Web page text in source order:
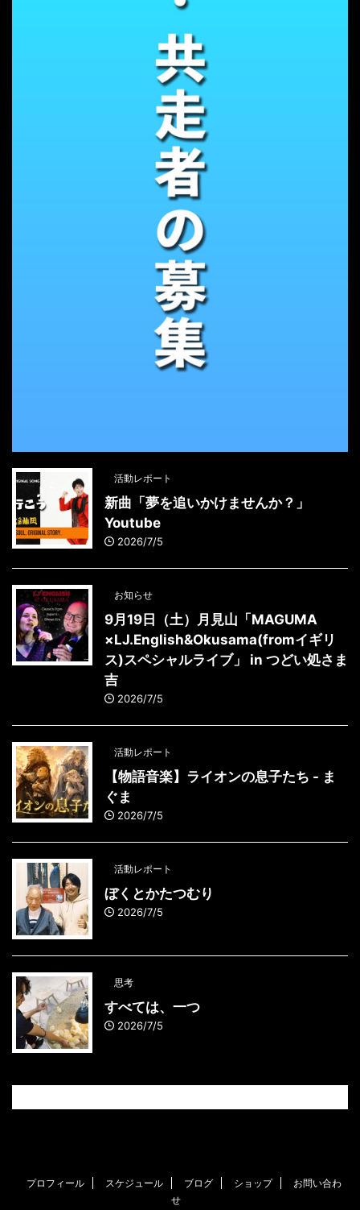
活動レポート
新曲「夢を追いかけませんか？」
Youtube
2026/7/5
お知らせ
9月19日（土）月見山「MAGUMA
×LJ.English&Okusama(fromイギリ
ス)スペシャルライブ」 in つどい処さま
吉
2026/7/5
活動レポート
【物語音楽】ライオンの息子たち - ま
ぐま
2026/7/5
活動レポート
ぼくとかたつむり
2026/7/5
思考
すべては、一つ
2026/7/5
プロフィール スケジュール ブログ ショップ
お問い合わ
せ